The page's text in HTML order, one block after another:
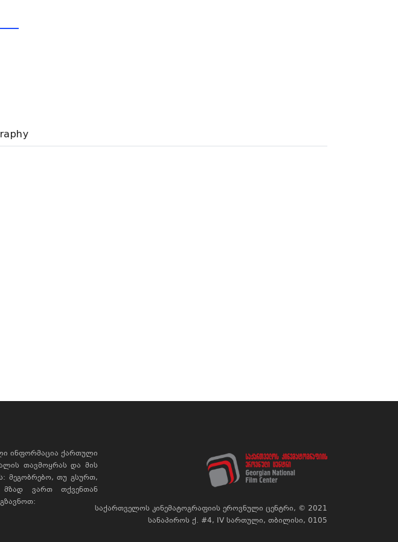
ინფორმაცია ქართული
თავმოყრას და მის
მეგობრებო, თუ გსურთ,
მზად ვართ თქვენთან
საქართველოს კინემატოგრაფიის ეროვნული ცენტრი, © 2021
სანაპიროს ქ. #4, IV სართული, თბილისი, 0105